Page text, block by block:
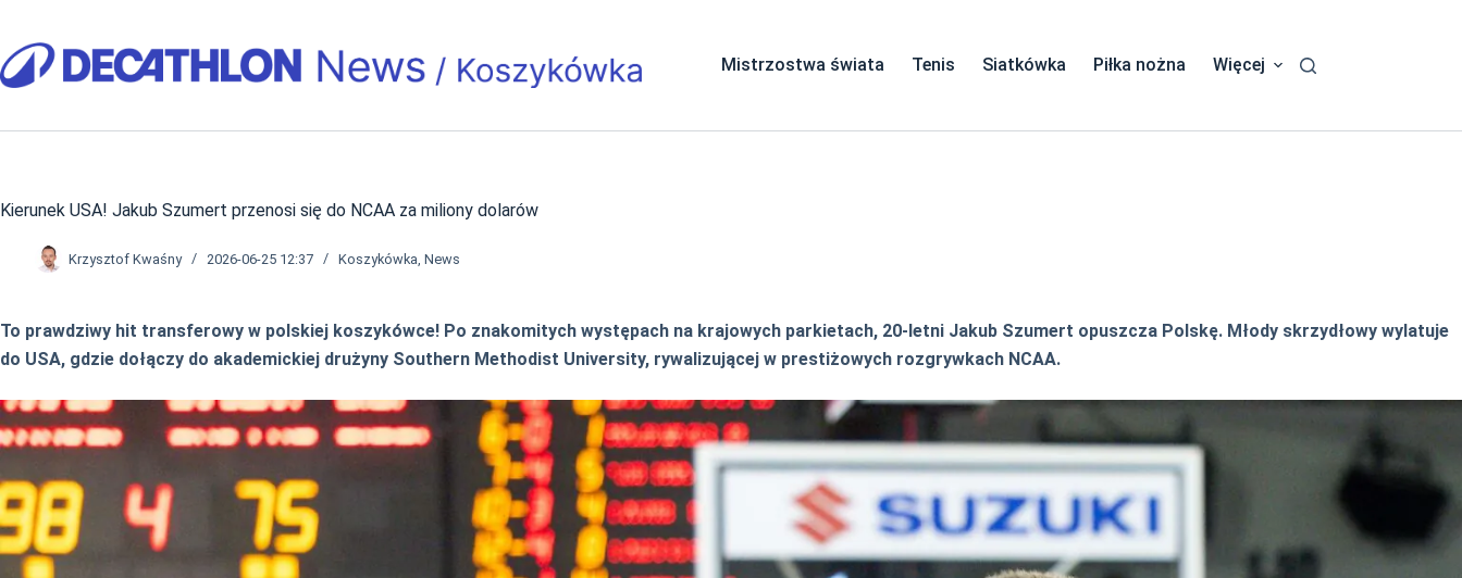
treści
Mistrzostwa świata Tenis Siatkówka Piłka nożna Więcej
Kierunek USA! Jakub Szumert przenosi się do NCAA za miliony dolarów
Krzysztof Kwaśny 2026-06-25 12:37 Koszykówka ,News
To prawdziwy hit transferowy w polskiej koszykówce! Po znakomitych występach na krajowych parkietach, 20-letni Jakub Szumert opuszcza Polskę. Młody skrzydłowy wylatuje
do USA, gdzie dołączy do akademickiej drużyny Southern Methodist University, rywalizującej w prestiżowych rozgrywkach NCAA.